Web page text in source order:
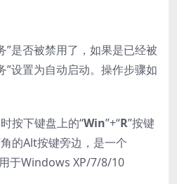
”是否被禁用了，如果是已经被
”设置为自动启动。操作步骤如
按下键盘上的“Win”+“R”按键
角的Alt按键旁边，是一个
于Windows XP/7/8/10